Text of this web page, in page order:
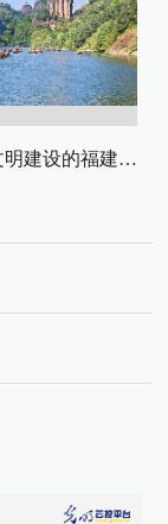
数字生态文明建设的福建路径与启示